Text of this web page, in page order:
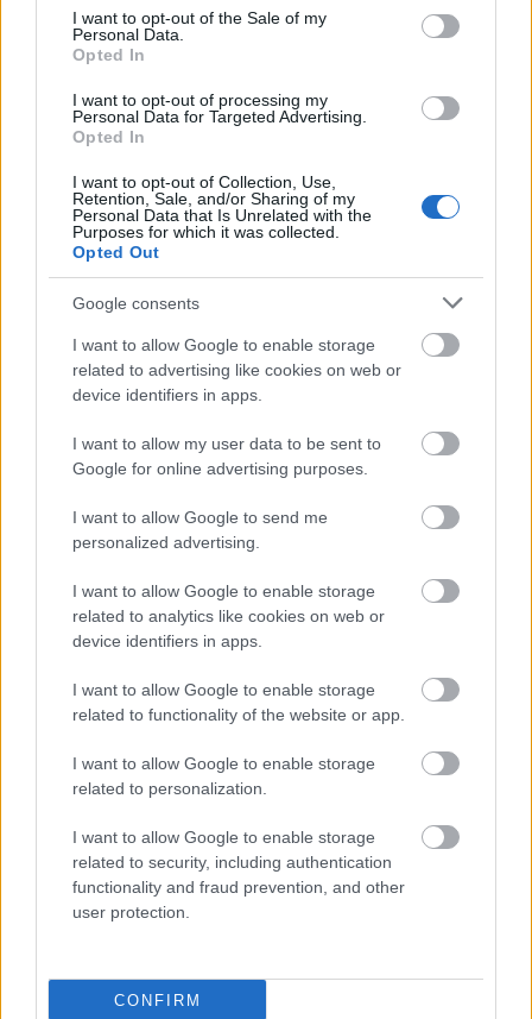
consent section.
I want to opt-out of the Sale of my
Personal Data.
Opted In
I want to opt-out of processing my
Personal Data for Targeted Advertising.
Opted In
I want to opt-out of Collection, Use,
Retention, Sale, and/or Sharing of my
Personal Data that Is Unrelated with the
Purposes for which it was collected.
Opted Out
Google consents
I want to allow Google to enable storage
related to advertising like cookies on web or
device identifiers in apps.
I want to allow my user data to be sent to
Google for online advertising purposes.
I want to allow Google to send me
personalized advertising.
I want to allow Google to enable storage
related to analytics like cookies on web or
device identifiers in apps.
I want to allow Google to enable storage
related to functionality of the website or app.
I want to allow Google to enable storage
related to personalization.
I want to allow Google to enable storage
related to security, including authentication
functionality and fraud prevention, and other
user protection.
CONFIRM
innentől kicsit még értelmetlenebb lesz tartalom
nélküli, kizárólag látványra hajtó
katasztrófafilmekben legyalulni New Yorkot.
Címkék:film videó Unclear Holocaust
Manhattani tetőbároktól a szomorú,
Megnéztük, hogyan élnek a manhattani
gazdagok – 8-11. nap
Na, hányan tudják a Central Parkban, hol
Megjöttünk – 0. nap
Légy a támogatónk!